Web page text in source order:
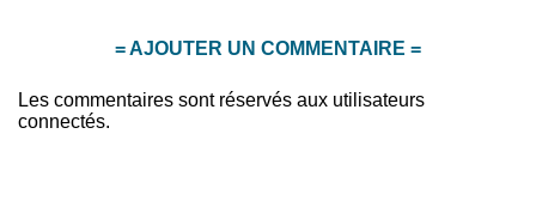
= AJOUTER UN COMMENTAIRE =
Les commentaires sont réservés aux utilisateurs
connectés.